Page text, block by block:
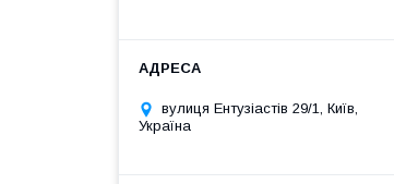
вулиця Ентузіастів 29/1, Київ,
Україна